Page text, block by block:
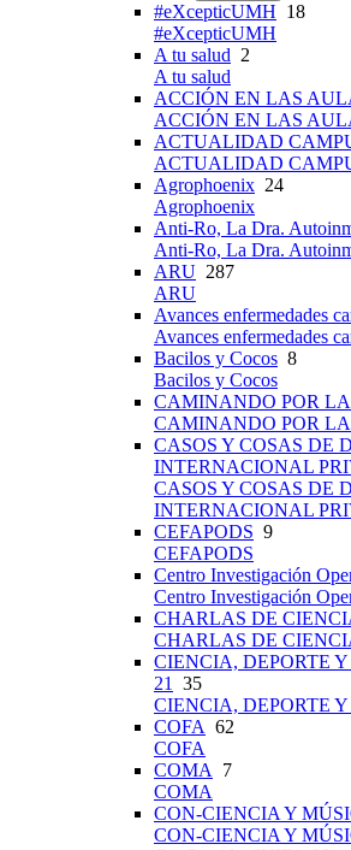
#eXcepticUMH 18
#eXcepticUMH
A tu salud 2
A tu salud
ACCIÓN EN LAS
ACCIÓN EN LAS
ACTUALIDAD
ACTUALIDAD
Agrophoenix 24
Agrophoenix
Anti-Ro, La Dra.
Anti-Ro, La Dra.
ARU 287
ARU
Avances enfermedades
Avances enfermedades
Bacilos y Cocos 8
Bacilos y Cocos
CAMINANDO POR
CAMINANDO POR
CASOS Y COSAS DE
INTERNACIONAL
CASOS Y COSAS DE
INTERNACIONAL
CEFAPODS 9
CEFAPODS
Centro Investigación
Centro Investigación
CHARLAS DE
CHARLAS DE
CIENCIA, DEPORTE
21 35
CIENCIA, DEPORTE
COFA 62
COFA
COMA 7
COMA
CON-CIENCIA Y
CON-CIENCIA Y